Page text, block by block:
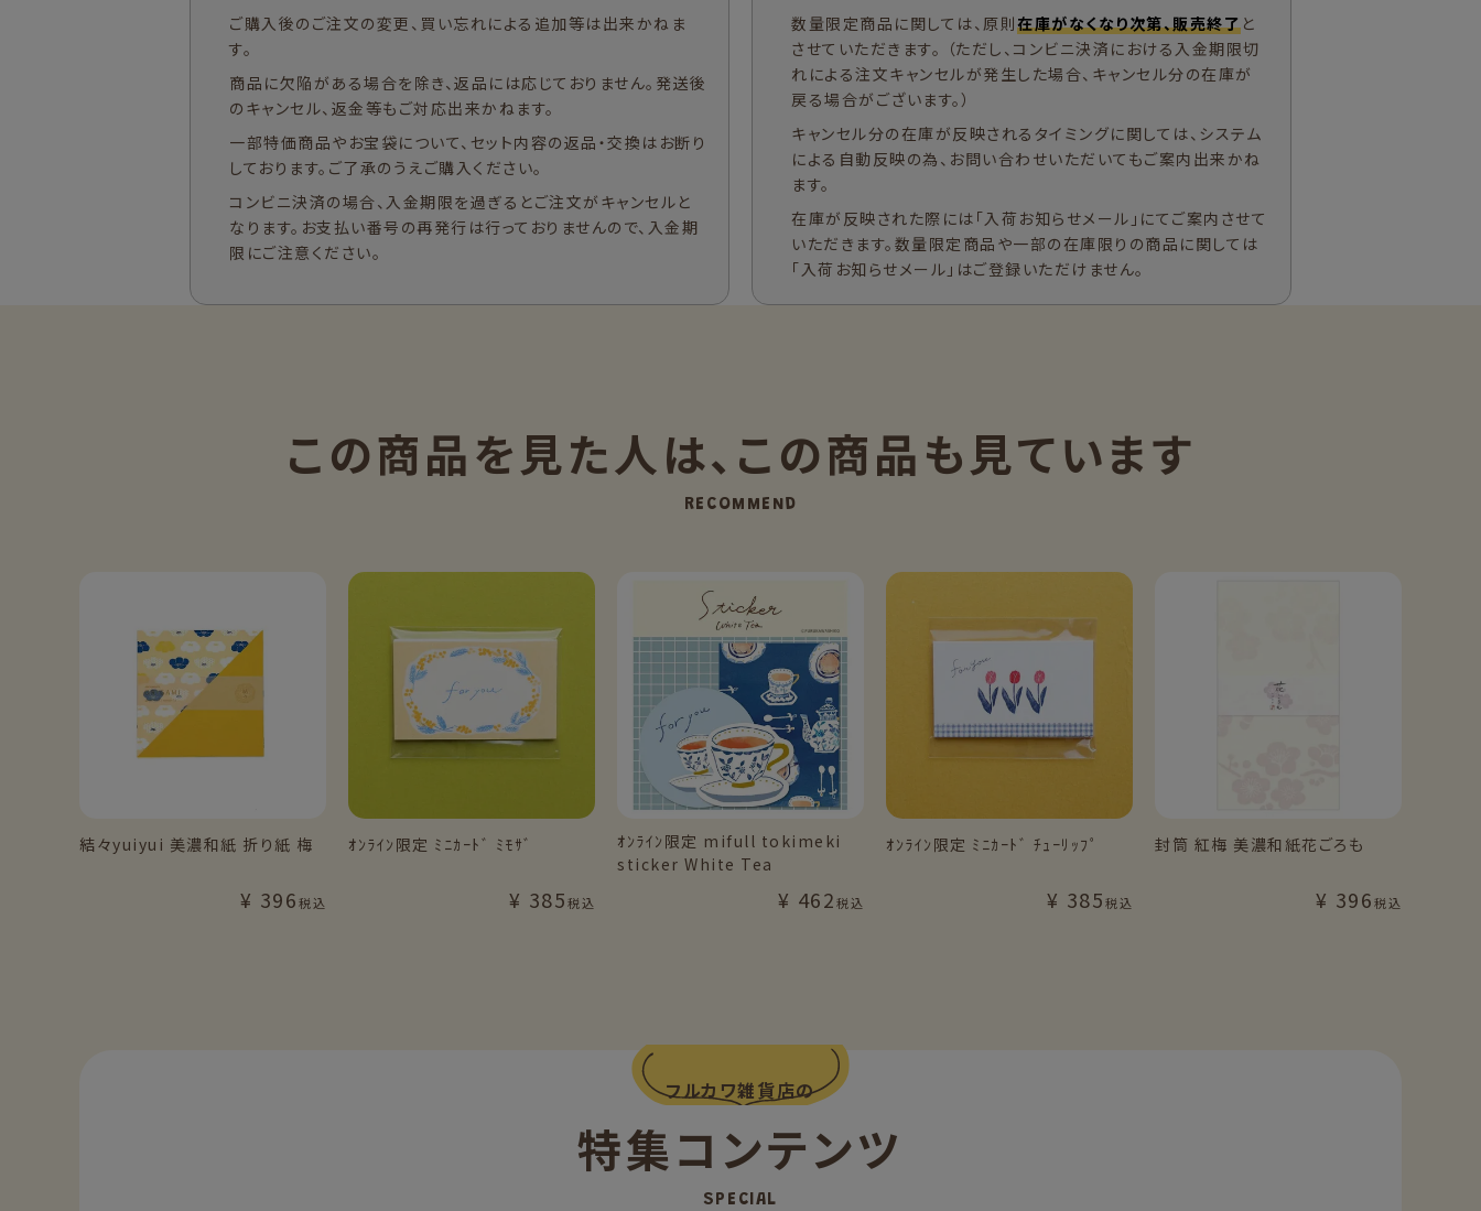
ご購入後のご注文の変更、買い忘れによる追加等は出来かねま
す。
商品に欠陥がある場合を除き、返品には応じておりません。発送後
のキャンセル、返金等もご対応出来かねます。
一部特価商品やお宝袋について、セット内容の返品・交換はお断り
しております。ご了承のうえご購入ください。
コンビニ決済の場合、入金期限を過ぎるとご注文がキャンセルと
なります。お支払い番号の再発行は行っておりませんので、入金期
限にご注意ください。
数量限定商品に関しては、原則在庫がなくなり次第、販売終了と
させていただきます。 （ただし、コンビニ決済における入金期限切
れによる注文キャンセルが発生した場合、キャンセル分の在庫が
戻る場合がございます。）
キャンセル分の在庫が反映されるタイミングに関しては、システム
による自動反映の為、お問い合わせいただいてもご案内出来かね
ます。
在庫が反映された際には「入荷お知らせメール」にてご案内させて
いただきます。数量限定商品や一部の在庫限りの商品に関しては
「入荷お知らせメール」はご登録いただけません。
この商品を見た人は、 この商品も見ています
RECOMMEND
結々yuiyui 美濃和紙 折り紙 梅
¥ 396税込
ｵﾝﾗｲﾝ限定 ﾐﾆｶｰﾄﾞ ﾐﾓｻﾞ
¥ 385税込
ｵﾝﾗｲﾝ限定 mifull tokimeki
sticker White Tea
¥ 462税込
ｵﾝﾗｲﾝ限定 ﾐﾆｶｰﾄﾞ ﾁｭｰﾘｯﾌﾟ
¥ 385税込
封筒 紅梅 美濃和紙花ごろも
¥ 396税込
フルカワ雑貨店の
特集コンテンツ
SPECIAL